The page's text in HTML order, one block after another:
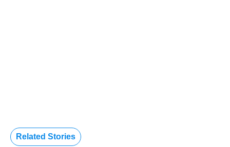
Related Stories